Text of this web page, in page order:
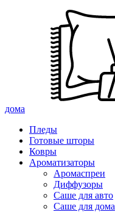
дома
Пледы
Готовые шторы
Ковры
Ароматизаторы
Аромаспреи
Диффузоры
Саше для авто
Саше для дома